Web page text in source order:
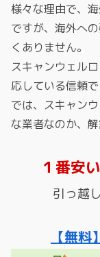
様々な理由で、
ですが、海外へ
くありません。
スキャンウェル
応している信頼
では、スキャン
な業者なのか、解
１番安
引っ越
【無